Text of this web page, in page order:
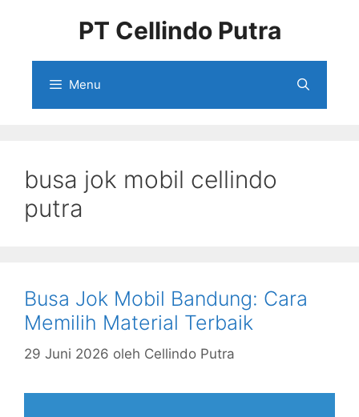
PT Cellindo Putra
Menu
busa jok mobil cellindo
putra
Busa Jok Mobil Bandung: Cara
Memilih Material Terbaik
29 Juni 2026 oleh Cellindo Putra